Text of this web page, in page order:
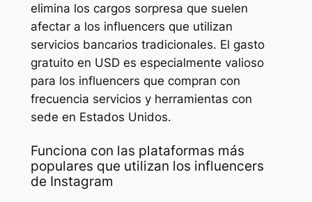
elimina los cargos sorpresa que suelen
afectar a los influencers que utilizan
servicios bancarios tradicionales. El gasto
gratuito en USD es especialmente valioso
para los influencers que compran con
frecuencia servicios y herramientas con
sede en Estados Unidos.
Funciona con las plataformas más
populares que utilizan los influencers
de Instagram